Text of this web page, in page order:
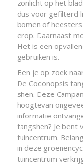
zonlicht op het
dus voor gefilterd
bomen of
erop. Daarnaast
Het is een
gebruiken is.
Ben je op zoek
De Codonopsis
shen. Deze
hoogtevan
informatie
tangshen? Je bent
tuincentrum.
in deze
tuincentrum